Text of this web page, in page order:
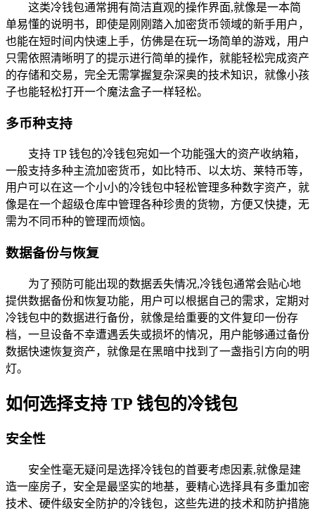
这类冷钱包通常拥有简洁直观的操作界面,就像是一本简
单易懂的说明书，即使是刚刚踏入加密货币领域的新手用户，
也能在短时间内快速上手，仿佛是在玩一场简单的游戏，用户
只需依照清晰明了的提示进行简单的操作，就能轻松完成资产
的存储和交易，完全无需掌握复杂深奥的技术知识，就像小孩
子也能轻松打开一个魔法盒子一样轻松。
多币种支持
支持 TP 钱包的冷钱包宛如一个功能强大的资产收纳箱，
一般支持多种主流加密货币，如比特币、以太坊、莱特币等，
用户可以在这一个小小的冷钱包中轻松管理多种数字资产，就
像是在一个超级仓库中管理各种珍贵的货物，方便又快捷，无
需为不同币种的管理而烦恼。
数据备份与恢复
为了预防可能出现的数据丢失情况,冷钱包通常会贴心地
提供数据备份和恢复功能，用户可以根据自己的需求，定期对
冷钱包中的数据进行备份，就像是给重要的文件复印一份存
档，一旦设备不幸遭遇丢失或损坏的情况，用户能够通过备份
数据快速恢复资产，就像是在黑暗中找到了一盏指引方向的明
灯。
如何选择支持 TP 钱包的冷钱包
安全性
安全性毫无疑问是选择冷钱包的首要考虑因素,就像是建
造一座房子，安全是最坚实的地基，要精心选择具有多重加密
技术、硬件级安全防护的冷钱包，这些先进的技术和防护措施